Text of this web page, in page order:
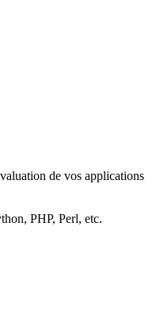
de vos applications
PHP, Perl, etc.